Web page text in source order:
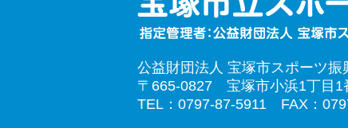
公益財団法人 宝塚市スポーツ振
〒665-0827 宝塚市小浜1丁目1
TEL：0797-87-5911 FAX：